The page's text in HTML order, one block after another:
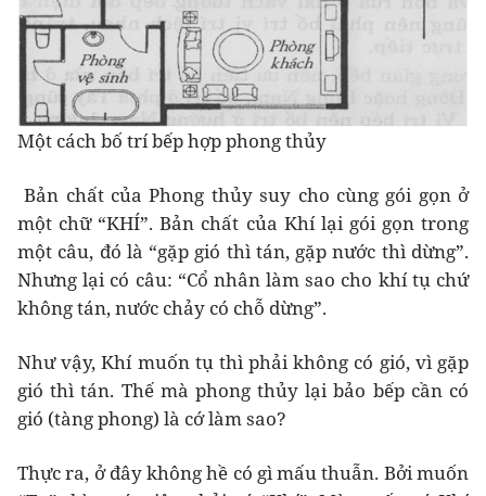
Một cách bố trí bếp hợp phong thủy
Bản chất của Phong thủy suy cho cùng gói gọn ở
một chữ “KHÍ”. Bản chất của Khí lại gói gọn trong
một câu, đó là “gặp gió thì tán, gặp nước thì dừng”.
Nhưng lại có câu: “Cổ nhân làm sao cho khí tụ chứ
không tán, nước chảy có chỗ dừng”.
Như vậy, Khí muốn tụ thì phải không có gió, vì gặp
gió thì tán. Thế mà phong thủy lại bảo bếp cần có
gió (tàng phong) là cớ làm sao?
Thực ra, ở đây không hề có gì mấu thuẫn. Bởi muốn